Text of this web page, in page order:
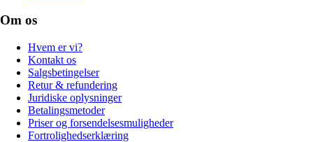
Om os
Hvem er vi?
Kontakt os
Salgsbetingelser
Retur & refundering
Juridiske oplysninger
Betalingsmetoder
Priser og forsendelsesmuligheder
Fortrolighedserklæring